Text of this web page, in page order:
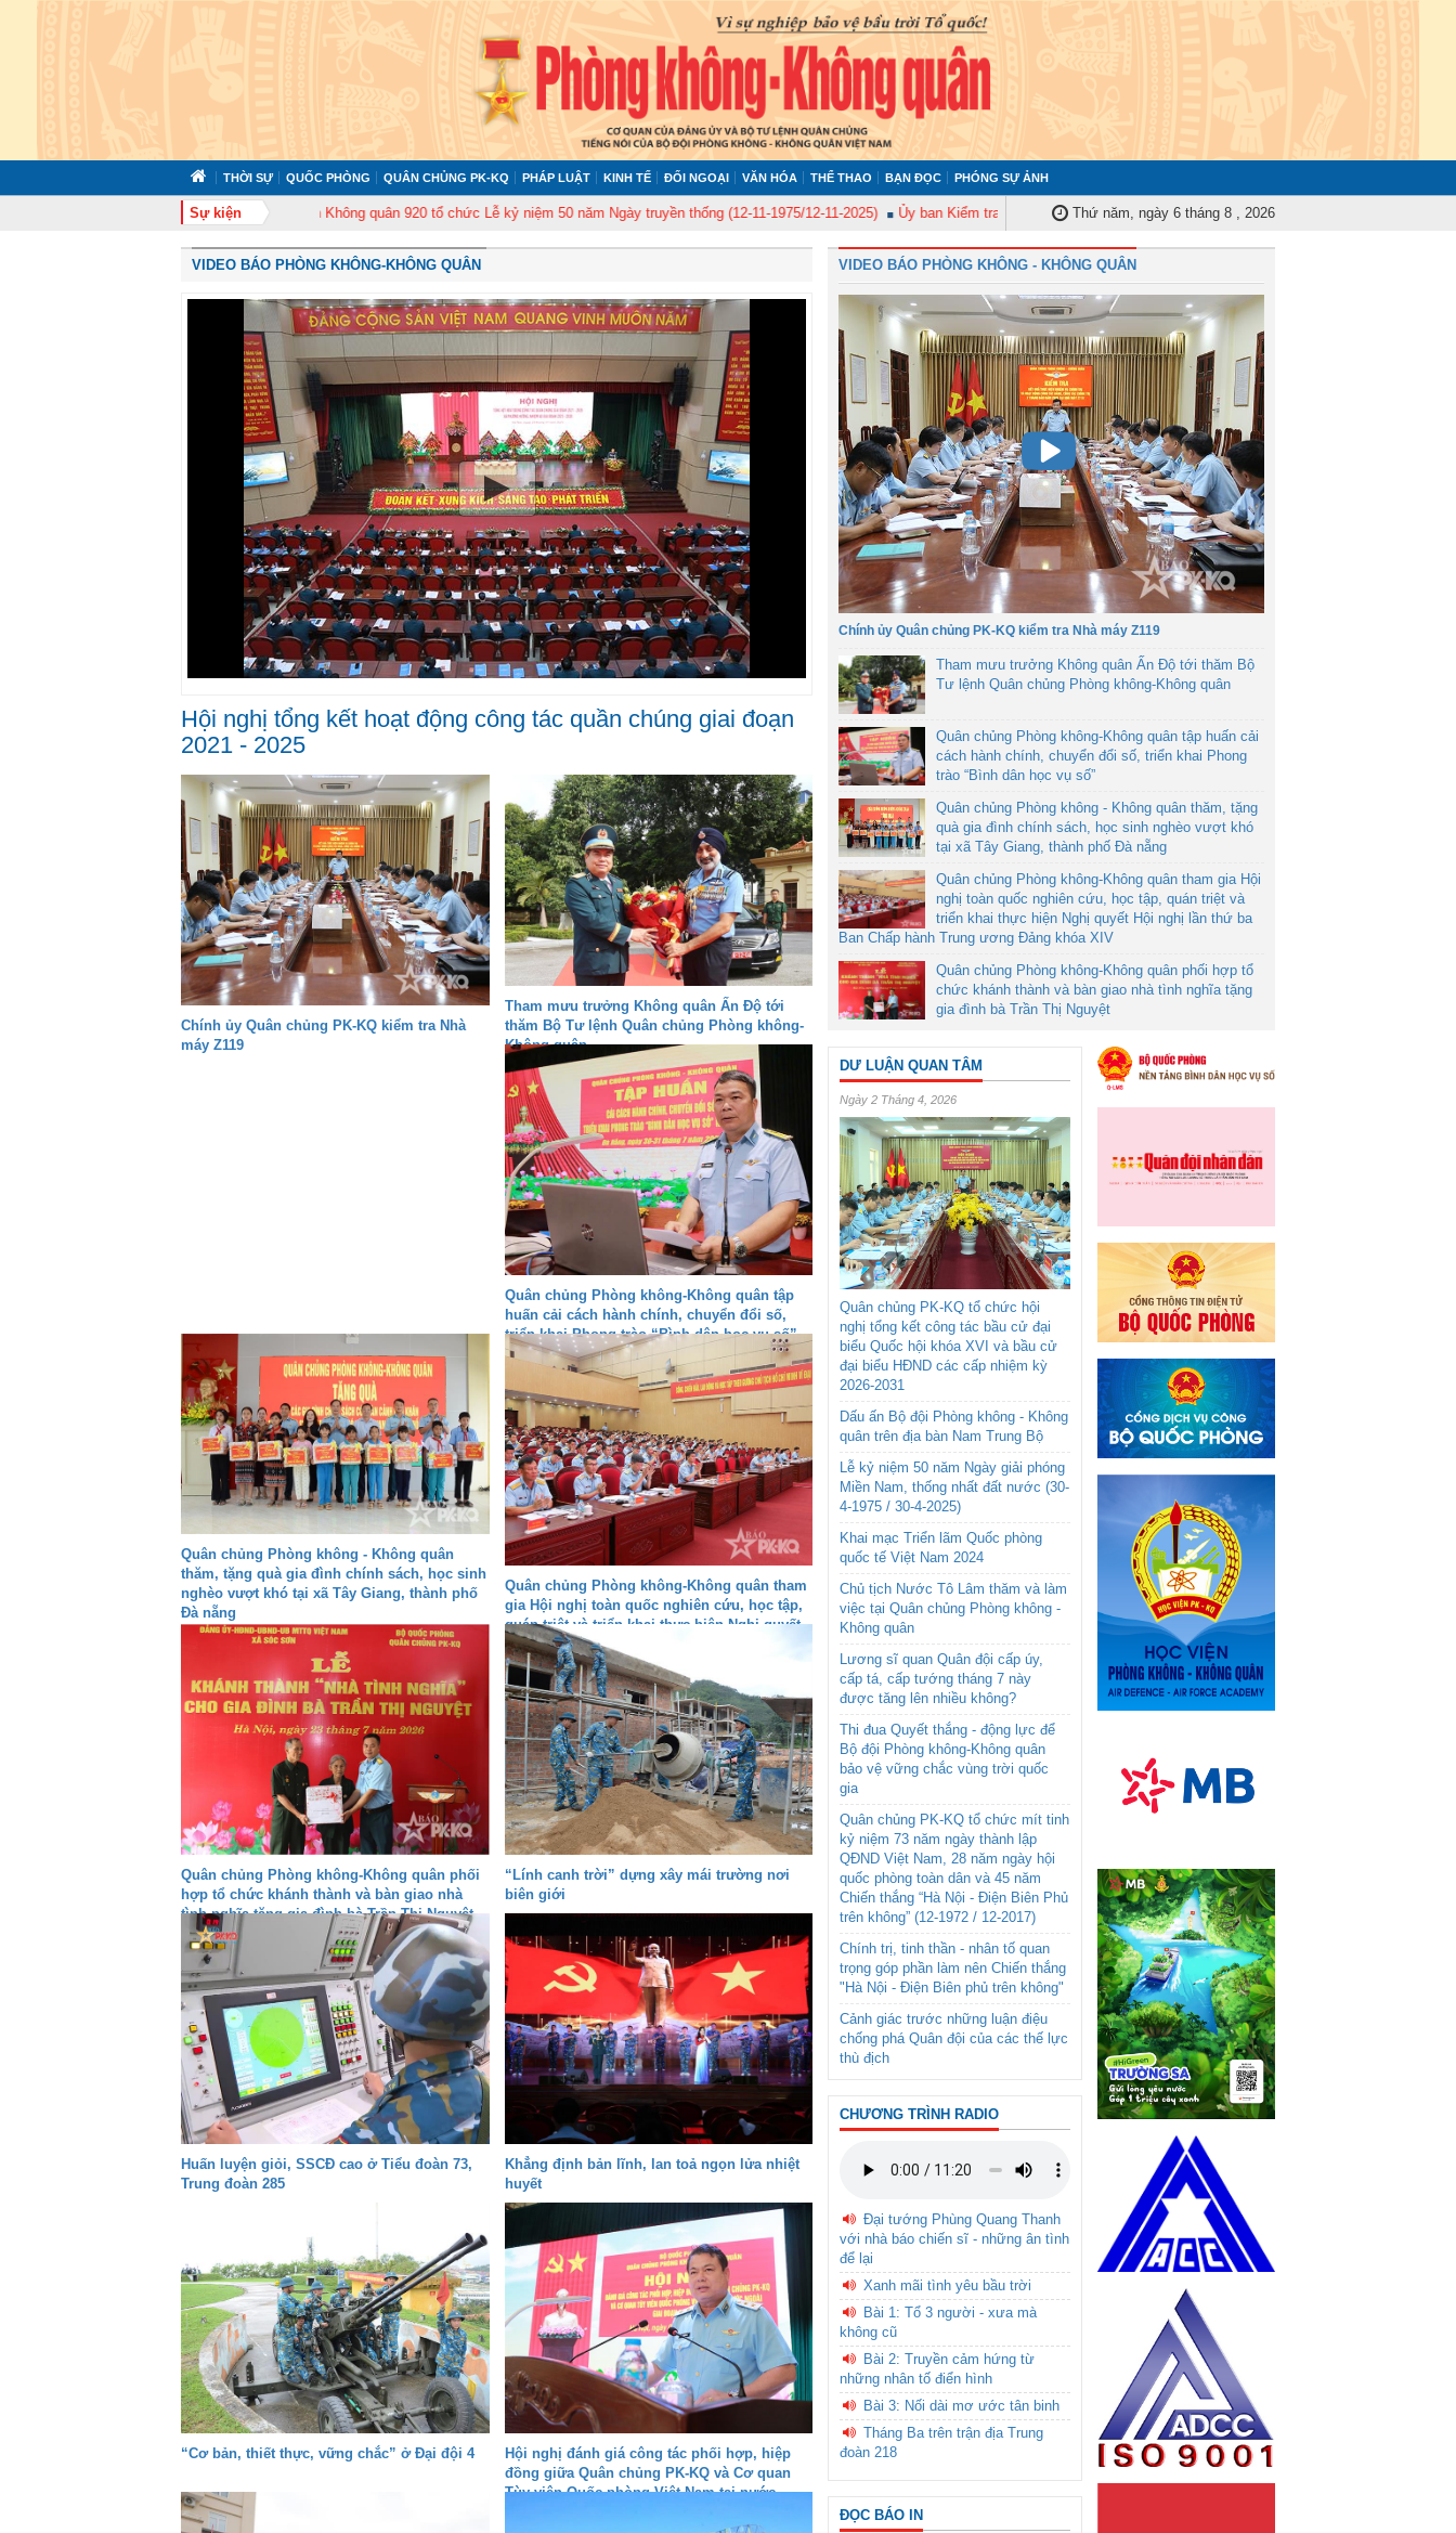
THỜI SỰ QUỐC PHÒNG QUÂN CHỦNG PK-KQ PHÁP LUẬT KINH TẾ ĐỐI NGOẠI VĂN HÓA THỂ THAO BẠN ĐỌC PHÓNG SỰ ẢNH
Sự kiện
Trung đoàn Không quân 920 tổ chức Lễ kỷ niệm 50 năm Ngày truyền thống (12-11-1975/12-11-2025) Ủy ban Kiểm tra Quân ủy Trung ương tập huấn nghiệp vụ công tác kiểm tra, giám sát năm 2025
Thứ năm, ngày 6 tháng 8 , 2026
VIDEO BÁO PHÒNG KHÔNG-KHÔNG QUÂN
Hội nghị tổng kết hoạt động công tác quần chúng giai đoạn
2021 - 2025
Chính ủy Quân chủng PK-KQ kiểm tra Nhà
máy Z119
Tham mưu trưởng Không quân Ấn Độ tới
thăm Bộ Tư lệnh Quân chủng Phòng không-
Không quân
Quân chủng Phòng không-Không quân tập
huấn cải cách hành chính, chuyển đổi số,
triển khai Phong trào “Bình dân học vụ số”
Quân chủng Phòng không - Không quân
thăm, tặng quà gia đình chính sách, học sinh
nghèo vượt khó tại xã Tây Giang, thành phố
Đà nẵng
Quân chủng Phòng không-Không quân tham
gia Hội nghị toàn quốc nghiên cứu, học tập,
quán triệt và triển khai thực hiện Nghị quyết
Hội nghị lần thứ ba Ban Chấp hành Trung
ương Đảng khóa XIV
Quân chủng Phòng không-Không quân phối
hợp tổ chức khánh thành và bàn giao nhà
tình nghĩa tặng gia đình bà Trần Thị Nguyệt
“Lính canh trời” dựng xây mái trường nơi
biên giới
Huấn luyện giỏi, SSCĐ cao ở Tiểu đoàn 73,
Trung đoàn 285
Khẳng định bản lĩnh, lan toả ngọn lửa nhiệt
huyết
“Cơ bản, thiết thực, vững chắc” ở Đại đội 4
Hội nghị đánh giá công tác phối hợp, hiệp
đồng giữa Quân chủng PK-KQ và Cơ quan
Tùy viên Quốc phòng Việt Nam tại nước
VIDEO BÁO PHÒNG KHÔNG - KHÔNG QUÂN
Chính ủy Quân chủng PK-KQ kiểm tra Nhà máy Z119
Tham mưu trưởng Không quân Ấn Độ tới thăm Bộ
Tư lệnh Quân chủng Phòng không-Không quân
Quân chủng Phòng không-Không quân tập huấn cải
cách hành chính, chuyển đổi số, triển khai Phong
trào “Bình dân học vụ số”
Quân chủng Phòng không - Không quân thăm, tặng
quà gia đình chính sách, học sinh nghèo vượt khó
tại xã Tây Giang, thành phố Đà nẵng
Quân chủng Phòng không-Không quân tham gia Hội
nghị toàn quốc nghiên cứu, học tập, quán triệt và
triển khai thực hiện Nghị quyết Hội nghị lần thứ ba
Ban Chấp hành Trung ương Đảng khóa XIV
Quân chủng Phòng không-Không quân phối hợp tổ
chức khánh thành và bàn giao nhà tình nghĩa tặng
gia đình bà Trần Thị Nguyệt
DƯ LUẬN QUAN TÂM
Ngày 2 Tháng 4, 2026
Quân chủng PK-KQ tổ chức hội
nghị tổng kết công tác bầu cử đại
biểu Quốc hội khóa XVI và bầu cử
đại biểu HĐND các cấp nhiệm kỳ
2026-2031
Dấu ấn Bộ đội Phòng không - Không
quân trên địa bàn Nam Trung Bộ
Lễ kỷ niệm 50 năm Ngày giải phóng
Miền Nam, thống nhất đất nước (30-
4-1975 / 30-4-2025)
Khai mạc Triển lãm Quốc phòng
quốc tế Việt Nam 2024
Chủ tịch Nước Tô Lâm thăm và làm
việc tại Quân chủng Phòng không -
Không quân
Lương sĩ quan Quân đội cấp úy,
cấp tá, cấp tướng tháng 7 này
được tăng lên nhiều không?
Thi đua Quyết thắng - động lực để
Bộ đội Phòng không-Không quân
bảo vệ vững chắc vùng trời quốc
gia
Quân chủng PK-KQ tổ chức mít tinh
kỷ niệm 73 năm ngày thành lập
QĐND Việt Nam, 28 năm ngày hội
quốc phòng toàn dân và 45 năm
Chiến thắng “Hà Nội - Điện Biên Phủ
trên không” (12-1972 / 12-2017)
Chính trị, tinh thần - nhân tố quan
trọng góp phần làm nên Chiến thắng
"Hà Nội - Điện Biên phủ trên không"
Cảnh giác trước những luận điệu
chống phá Quân đội của các thế lực
thù địch
CHƯƠNG TRÌNH RADIO
Đại tướng Phùng Quang Thanh
với nhà báo chiến sĩ - những ân tình
để lại
Xanh mãi tình yêu bầu trời
Bài 1: Tổ 3 người - xưa mà
không cũ
Bài 2: Truyền cảm hứng từ
những nhân tố điển hình
Bài 3: Nối dài mơ ước tân binh
Tháng Ba trên trận địa Trung
đoàn 218
ĐỌC BÁO IN